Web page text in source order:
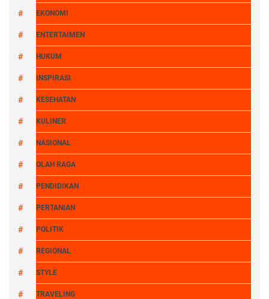
EKONOMI
ENTERTAIMEN
HUKUM
INSPIRASI
KESEHATAN
KULINER
NASIONAL
OLAH RAGA
PENDIDIKAN
PERTANIAN
POLITIK
REGIONAL
STYLE
TRAVELING